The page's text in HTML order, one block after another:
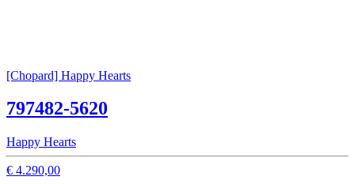
[Chopard] Happy Hearts
797482-5620
Happy Hearts
€ 4.290,00